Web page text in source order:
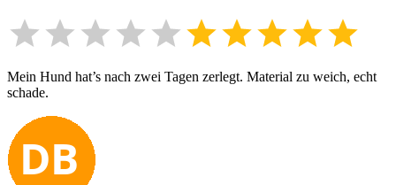
Mein Hund hat’s nach zwei Tagen zerlegt. Material zu weich, echt
schade.